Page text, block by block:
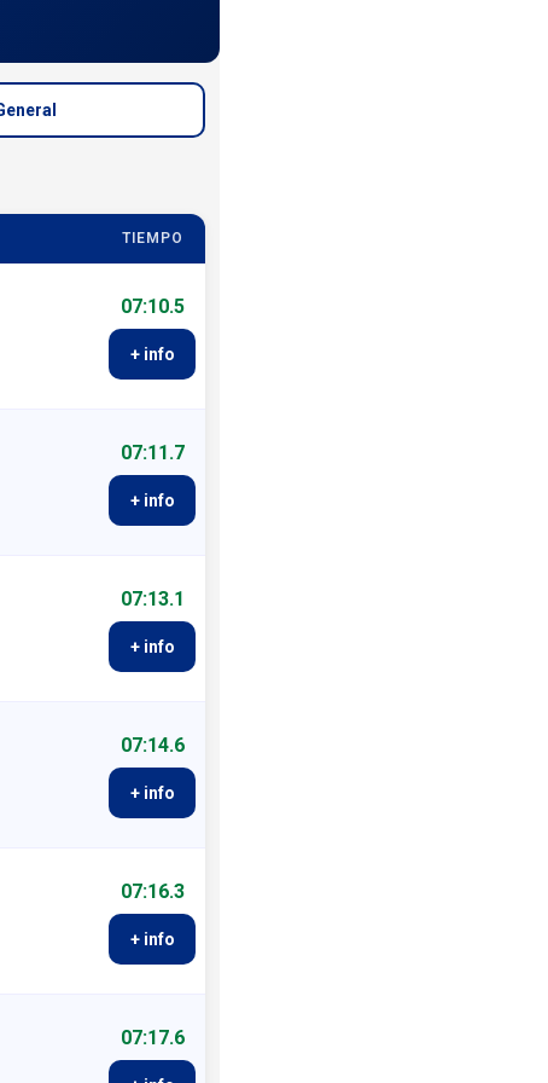
TIEMPO
07:10.5
+ info
07:11.7
+ info
07:13.1
+ info
07:14.6
+ info
07:16.3
+ info
07:17.6